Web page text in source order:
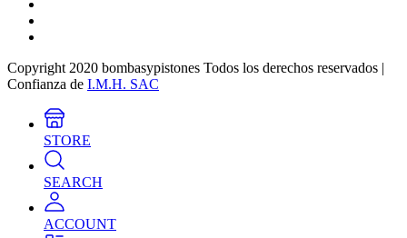
Copyright 2020 bombasypistones Todos los derechos reservados |
Confianza de I.M.H. SAC
STORE
SEARCH
ACCOUNT